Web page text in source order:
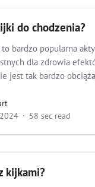
do chodzenia?
bardzo popularna
dla zdrowia
jest tak bardzo
58 sec read
kijkami?